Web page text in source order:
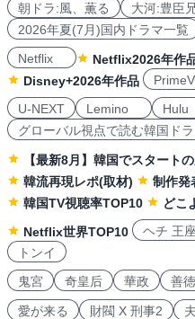
朝ドラ:風、薫る 大河:豊臣
2026年夏(7月)国内ドラマ一覧
Netflix
Netflix2026年作
Disney+2026年作品
U-NEXT
Lemino Hulu
グローバル視点で読む韓国ドラ
【最新8月】韓国でスタート
韓流再現レポ(取材)
制作発
韓国TV視聴率TOP10
どこ
Netflix世界TOP10
ヘチ 王
トンイ
鬼宮
奇皇后 華政 善
愛が来る 財閥 X 刑事2